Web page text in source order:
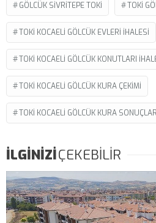
GÖLCÜK SIVRITEPE TOKI TOKI
TOKI KOCAELI GÖLCÜK EVLERI IHALESI
TOKI KOCAELI GÖLCÜK KONUTLARI
TOKI KOCAELI GÖLCÜK KURA ÇEKIMI
TOKI KOCAELI GÖLCÜK KURA
İLGİNİZİÇEKEBİLİR